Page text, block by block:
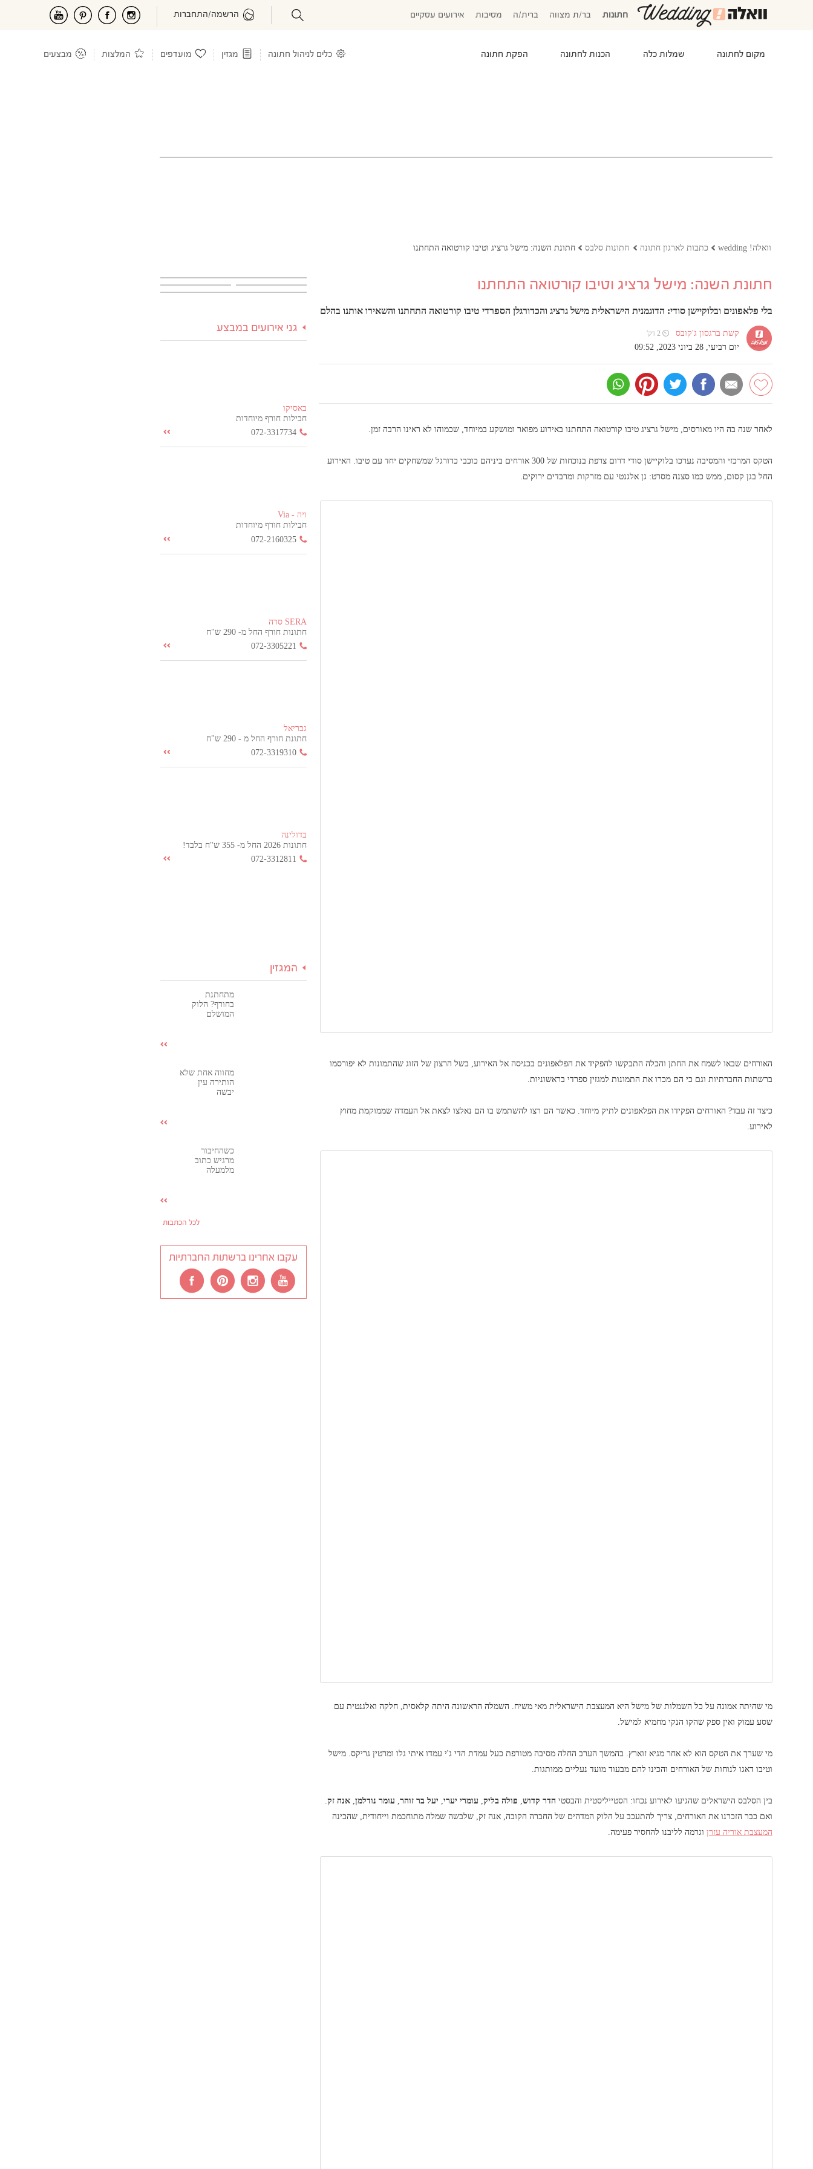
חתונות בר/ת מצווה ברית/ה מסיבות אירועים עסקיים הרשמה/התחברות
מקום לחתונה שמלות כלה הכנות לחתונה הפקת חתונה כלים לניהול חתונה מגזין מועדפים המלצות מבצעים
וואלה! wedding כתבות לארגון חתונה חתונות סלבס חתונת השנה: מישל גרציג וטיבו קורטואה התחתנו
חתונת השנה: מישל גרציג וטיבו קורטואה התחתנו
בלי פלאפונים ובלוקיישן סודי: הדוגמנית הישראלית מישל גרציג והכדורגלן הספרדי טיבו קורטואה התחתנו והשאירו אותנו בהלם
קשת ברגסון ג'קובס ⏲ 2 דק'
יום רביעי, 28 ביוני 2023, 09:52
לאחר שנה בה היו מאורסים, מישל גרציג טיבו קורטואה התחתנו באירוע מפואר ומושקע במיוחד, שכמוהו לא ראינו הרבה זמן.
הטקס המרכזי והמסיבה נערכו בלוקיישן סודי דרום צרפת בנוכחות של 300 אורחים ביניהם כוכבי כדורגל שמשחקים יחד עם טיבו. האירוע
החל בגן קסום, ממש כמו סצנה מסרט: גן אלגנטי עם מזרקות ומרבדים ירוקים.
האורחים שבאו לשמח את החתן והכלה התבקשו להפקיד את הפלאפונים בכניסה אל האירוע, בשל הרצון של הזוג שהתמונות לא יפורסמו
ברשתות החברתיות וגם כי הם מכרו את התמונות למגזין ספרדי בראשוניות.
כיצד זה עבד? האורחים הפקידו את הפלאפונים לתיק מיוחד. כאשר הם רצו להשתמש בו הם נאלצו לצאת אל העמדה שממוקמת מחוץ
לאירוע.
מי שהיתה אמונה על כל השמלות של מישל היא המעצבת הישראלית מאי משיח. השמלה הראשונה היתה קלאסית, חלקה ואלגנטית עם
שסע עמוק ואין ספק שהקו הנקי מחמיא למישל.
מי שערך את הטקס הוא לא אחר מגיא זוארץ. בהמשך הערב החלה מסיבה מטורפת כעל עמדת הדי ג'י עמדו איתי גלו ומרטין גריקס. מישל
וטיבו דאגו לנוחות של האורחים והכינו להם מבעוד מועד נעליים ממותגות.
בין הסלבס הישראלים שהגיעו לאירוע נכחו: הסטייליסטית והבסטי הדר קדוש, פולה בליק, עומרי יערי, יעל בר זוהר, עומר נודלמן,אנה זק.
ואם כבר הזכרנו את האורחים, צריך להתעכב על הלוק המדהים של החברה הקובה, אנה זק, שלבשה שמלה מתוחכמת וייחודית, שהכינה
המעצבת אוריה עזרן וגרמה לליבנו להחסיר פעימה.
גני אירועים במבצע
באסיקו
חבילות חורף מיוחדות
072-3317734
ויה - Via
חבילות חורף מיוחדות
072-2160325
SERA סרה
חתונות חורף החל מ- 290 ש"ח
072-3305221
גבריאל
חתונת חורף החל מ - 290 ש"ח
072-3319310
בדולינה
חתונות 2026 החל מ- 355 ש"ח בלבד!
072-3312811
המגזין
מתחתנת
בחורף? הלוק
המושלם
מחווה אחת שלא
הותירה עין
יבשה
כשהחיבור
מרגיש כתוב
מלמעלה
לכל הכתבות
עקבו אחרינו ברשתות החברתיות